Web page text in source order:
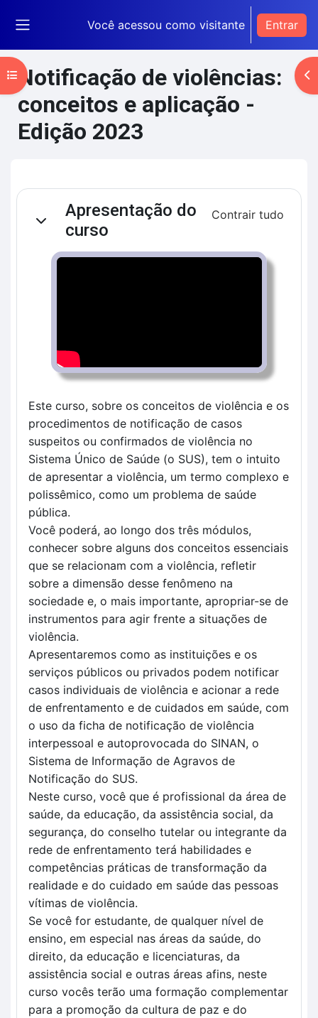
Você acessou como visitante Entrar
Notificação de violências:
conceitos e aplicação -
Edição 2023
Blocos de conteúdo principal
Abrir índice do curso
Contorno da seção
Contrair
Apresentação do
curso
Contrair tudo
Este curso, sobre os conceitos de violência e os
procedimentos de notificação de casos
suspeitos ou confirmados de violência no
Sistema Único de Saúde (o SUS), tem o intuito
de apresentar a violência, um termo complexo e
polissêmico, como um problema de saúde
pública.
Você poderá, ao longo dos três módulos,
conhecer sobre alguns dos conceitos essenciais
que se relacionam com a violência, refletir
sobre a dimensão desse fenômeno na
sociedade e, o mais importante, apropriar-se de
instrumentos para agir frente a situações de
violência.
Apresentaremos como as instituições e os
serviços públicos ou privados podem notificar
casos individuais de violência e acionar a rede
de enfrentamento e de cuidados em saúde, com
o uso da ficha de notificação de violência
interpessoal e autoprovocada do SINAN, o
Sistema de Informação de Agravos de
Notificação do SUS.
Neste curso, você que é profissional da área de
saúde, da educação, da assistência social, da
segurança, do conselho tutelar ou integrante da
rede de enfrentamento terá habilidades e
competências práticas de transformação da
realidade e do cuidado em saúde das pessoas
vítimas de violência.
Se você for estudante, de qualquer nível de
ensino, em especial nas áreas da saúde, do
direito, da educação e licenciaturas, da
assistência social e outras áreas afins, neste
curso vocês terão uma formação complementar
para a promoção da cultura de paz e do